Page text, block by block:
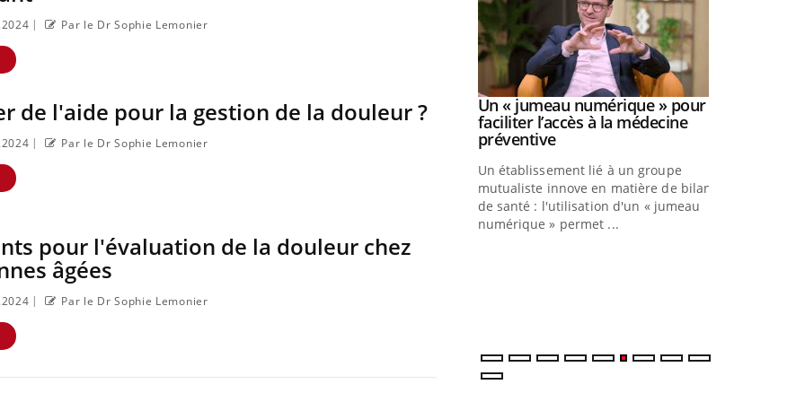
| Par le Dr Sophie Lemonier
de l'aide pour la gestion de la douleur ?
| Par le Dr Sophie Lemonier
pour l'évaluation de la douleur chez
âgées
| Par le Dr Sophie Lemonier
Youtube
Eczéma Chronique des Mains :
se préparer pour l’été ! Youtube
L'été arrive… et avec lui, un tout
nouveau rythme de vie ! Vacances,
plage, piscine, soleil, activités en plein
Youtube
Diabète & Ramadan 2026YoutubeYoutube
Un « jumeau numérique » pour
faciliter l’accès à la médecine
préventiveYoutube
Un établissement lié à un groupe
mutualiste innove en matière de bilan
de santé : l'utilisation d'un « jumeau
numérique » permet ...